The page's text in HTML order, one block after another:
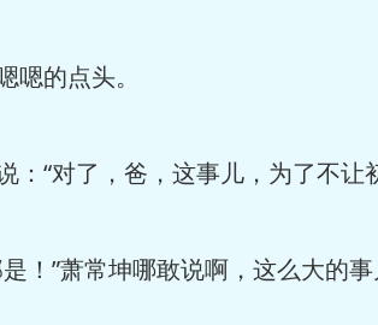
嗯的点头。
：“对了，爸，这事儿，为了不
是！”萧常坤哪敢说啊，这么大的